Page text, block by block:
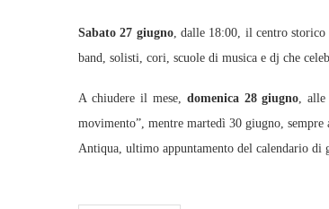
Sabato 27 giugno, dalle 18:00, il centro storico
band, solisti, cori, scuole di musica e dj che
A chiudere il mese, domenica 28 giugno,
movimento”, mentre martedì 30 giugno,
Antiqua, ultimo appuntamento del calendario di